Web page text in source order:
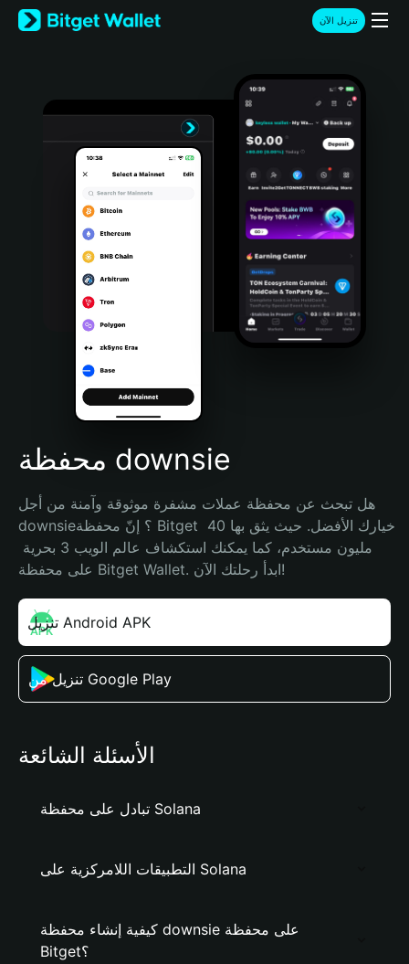
English
日本語
Türkçe
Português (Portugal)
Bahasa Indonesia
Português (Brasil)
Español (Argentina)
تنزيل الآن
محفظة downsie
هل تبحث عن محفظة عملات مشفرة موثوقة وآمنة من أجل
downsie؟ إنّ محفظة Bitget خيارك الأفضل. حيث يثق بها 40
على محفظة Bitget Wallet. ابدأ رحلتك الآن!
تنزيل Android APK
تنزيل من Google Play
الأسئلة الشائعة
تبادل على محفظة Solana
التطبيقات اللامركزية على Solana
كيفية إنشاء محفظة downsie على محفظة
Bitget؟